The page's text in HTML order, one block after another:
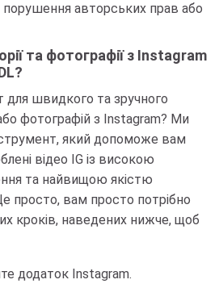
авторських прав або
та фотографії з Instagram
для швидкого та зручного
фотографій з Instagram? Ми
який допоможе вам
відео IG із високою
та найвищою якістю
просто, вам просто потрібно
кроків, наведених нижче, щоб
додаток Instagram.